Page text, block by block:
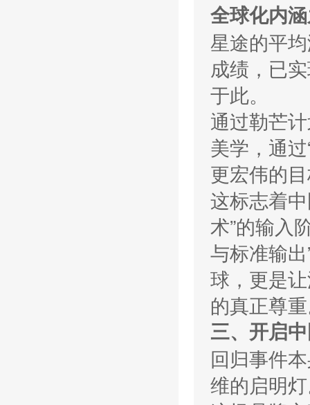
全球化内
星途的平
成绩，已
于此。
通过勒芒
美学，通
更宏伟的
这标志着
术”的输入
与标准输
球，更是
的真正尊
三、开启
回归事件
维的启明